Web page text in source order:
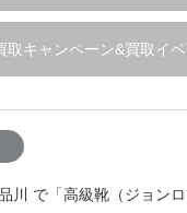
取キャンペーン&買取イ
川 で「高級靴（ジョン